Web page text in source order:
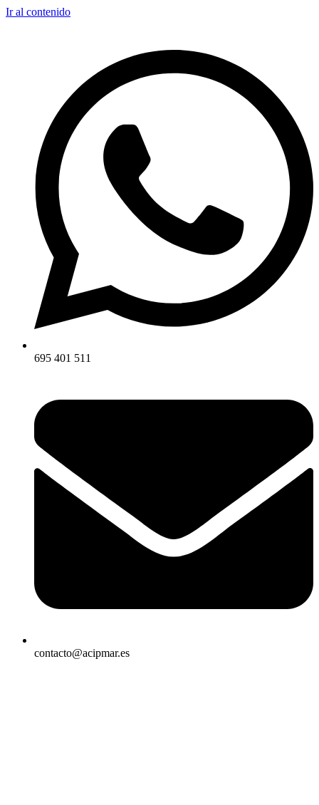
Ir al contenido
695 401 511
contacto@acipmar.es